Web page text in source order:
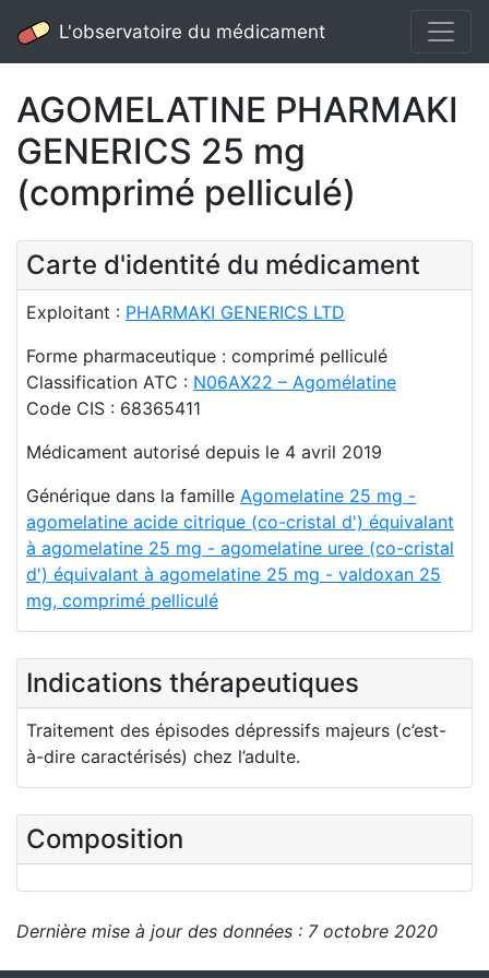
L'observatoire du médicament
AGOMELATINE PHARMAKI
GENERICS 25 mg
(comprimé pelliculé)
Carte d'identité du médicament
Exploitant : PHARMAKI GENERICS LTD
Forme pharmaceutique : comprimé pelliculé
Classification ATC : N06AX22 – Agomélatine
Code CIS : 68365411
Médicament autorisé depuis le 4 avril 2019
Générique dans la famille Agomelatine 25 mg -
agomelatine acide citrique (co-cristal d') équivalant
à agomelatine 25 mg - agomelatine uree (co-cristal
d') équivalant à agomelatine 25 mg - valdoxan 25
mg, comprimé pelliculé
Indications thérapeutiques
Traitement des épisodes dépressifs majeurs (c’est-
à-dire caractérisés) chez l’adulte.
Composition
Dernière mise à jour des données : 7 octobre 2020